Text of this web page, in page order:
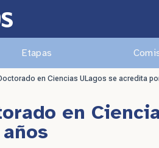
Etapas
en Ciencias ULagos se acredita
en